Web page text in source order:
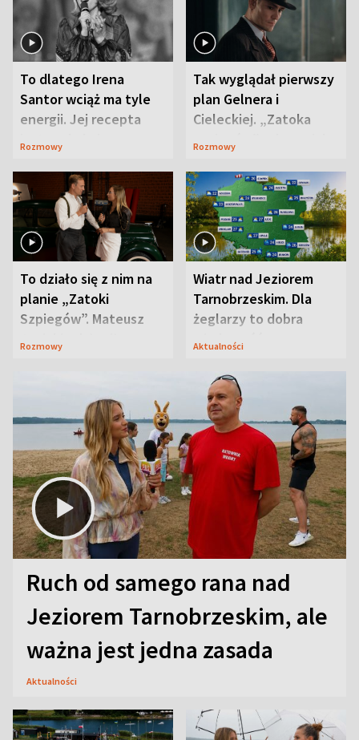
To dlatego Irena
Santor wciąż ma tyle
energii. Jej recepta
jest zaskakująco
Rozmowy
Tak wyglądał pierwszy
plan Gelnera i
Cieleckiej. „Zatoka
szpiegów” od razu ich
Rozmowy
To działo się z nim na
planie „Zatoki
Szpiegów”. Mateusz
Janicki odsłonił
Rozmowy
Wiatr nad Jeziorem
Tarnobrzeskim. Dla
żeglarzy to dobra
wiadomość
Aktualności
Ruch od samego rana nad
Jeziorem Tarnobrzeskim, ale
ważna jest jedna zasada
Aktualności